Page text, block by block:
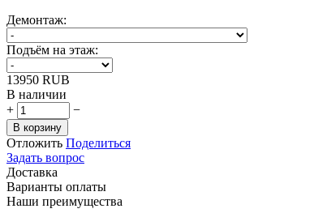
Демонтаж:
Подъём на этаж:
‍13950‍ RUB
В наличии
+
−
В корзину
Отложить Поделиться
Задать вопрос
Доставка
Варианты оплаты
Наши преимущества